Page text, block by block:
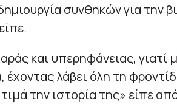
συνθηκών για την
και υπερηφάνειας, γιατί
λάβει όλη τη
την ιστορία της» είπε